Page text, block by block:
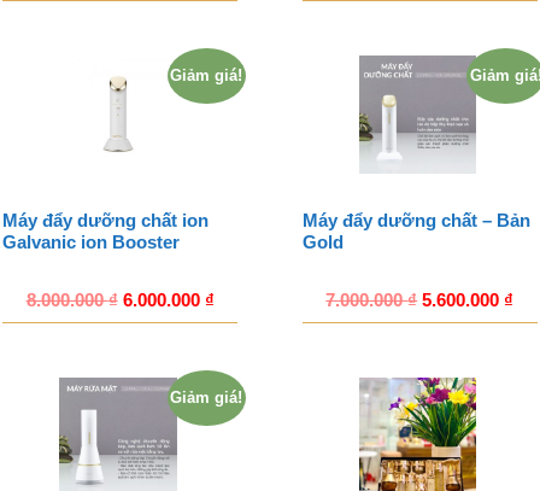
Giảm giá!
Máy đẩy dưỡng chất ion
Galvanic ion Booster
8.000.000₫ 6.000.000 ₫
Giảm
Máy đẩy dưỡng chất – Bản
Gold
7.000.000₫ 5.600.000 ₫
Giảm giá!